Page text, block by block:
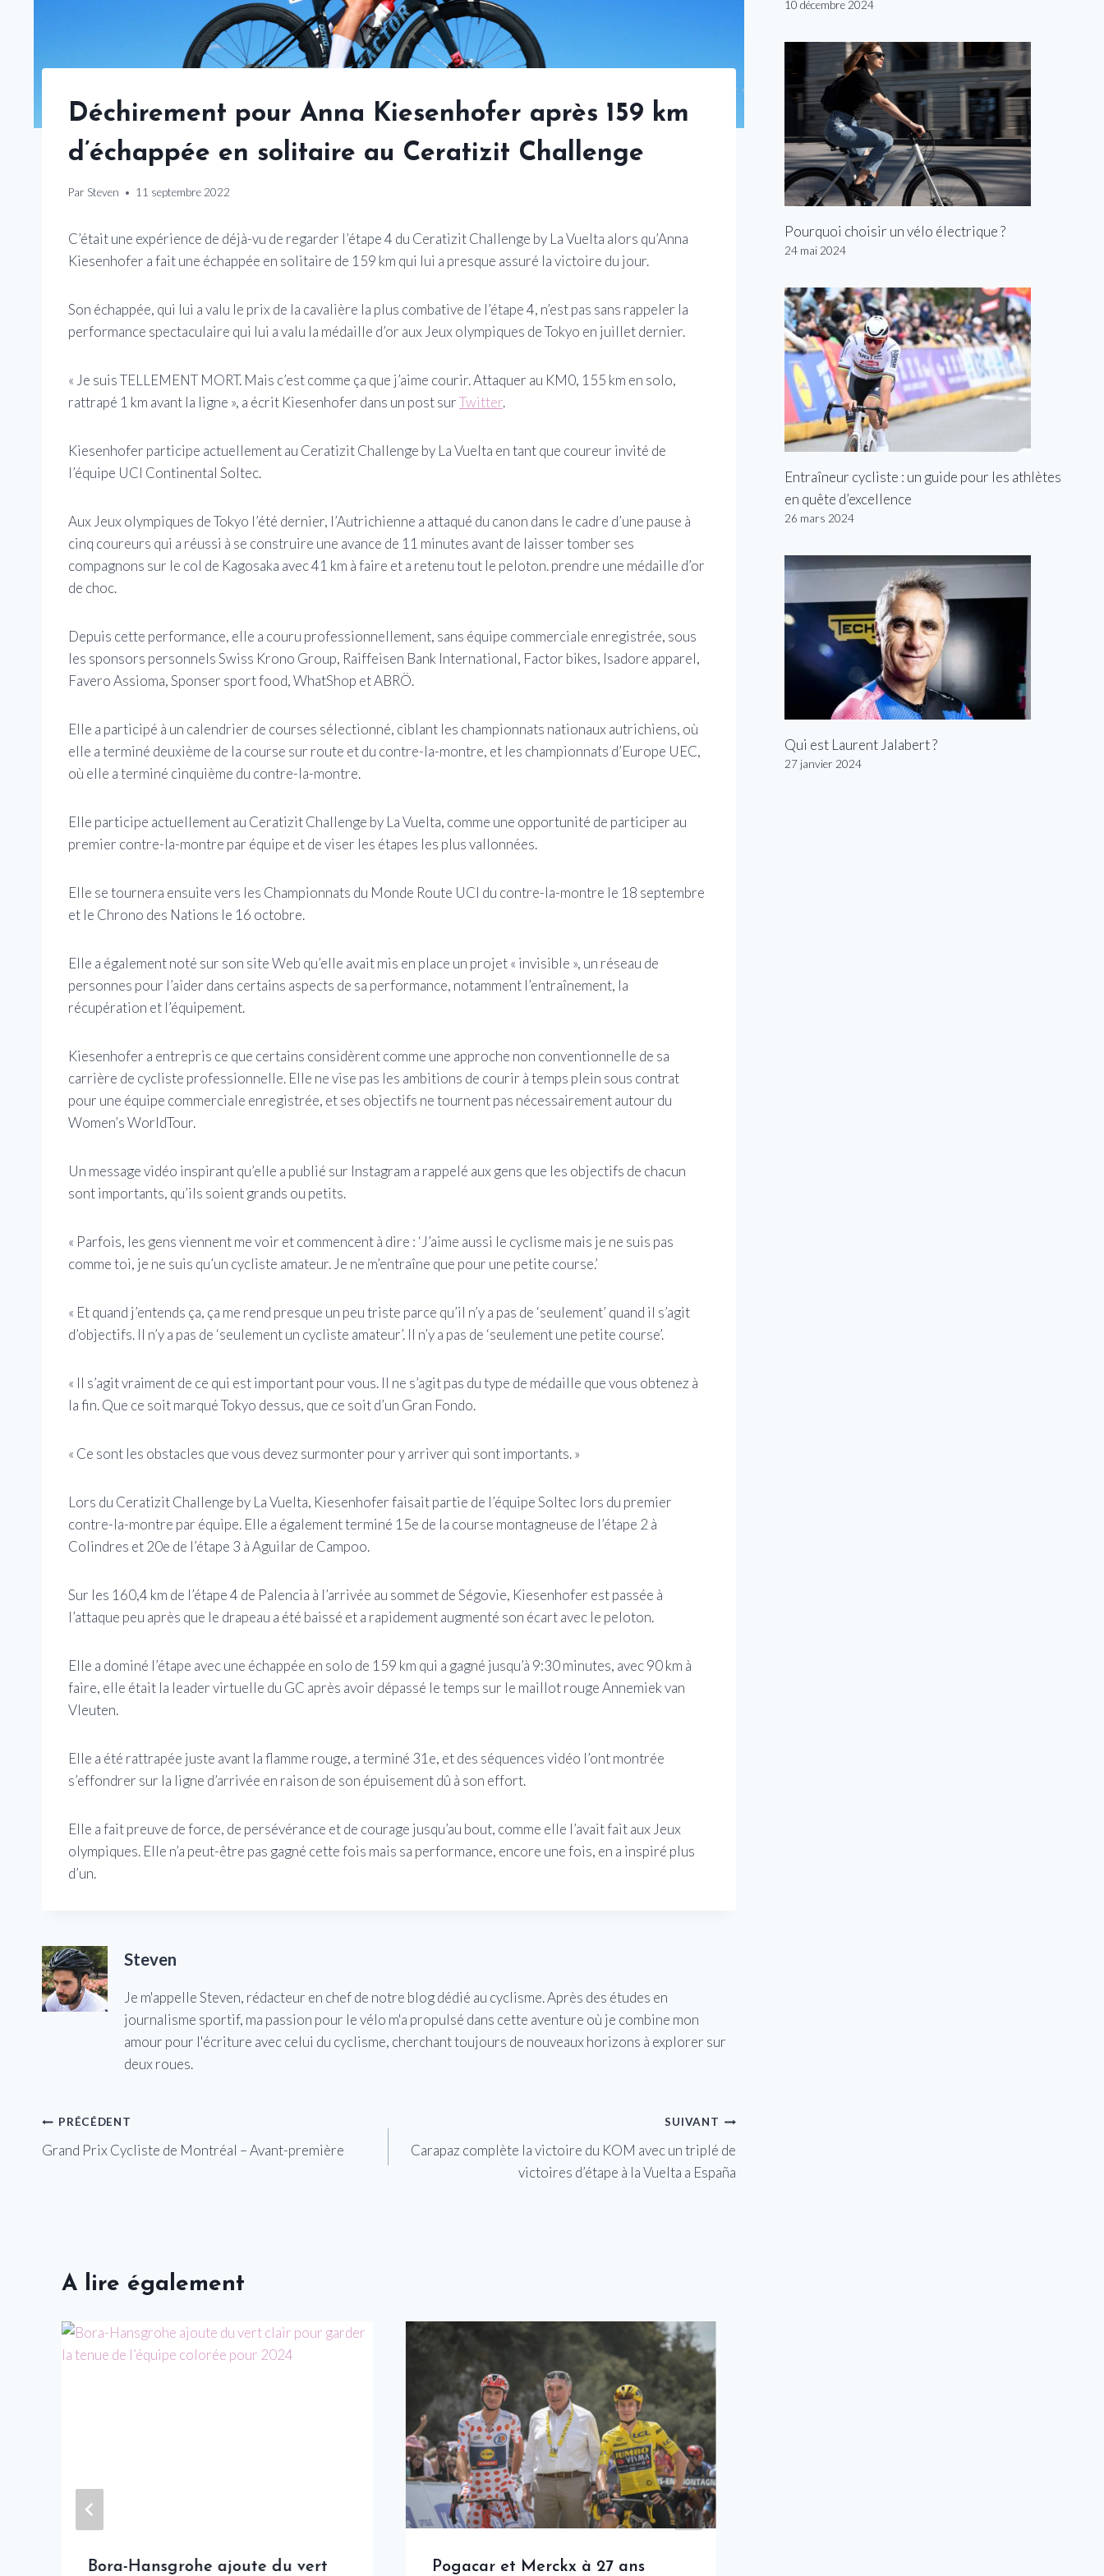
Déchirement pour Anna Kiesenhofer après 159 km
d’échappée en solitaire au Ceratizit Challenge
Par Steven 11 septembre 2022
C’était une expérience de déjà-vu de regarder l’étape 4 du Ceratizit Challenge by La Vuelta alors qu’Anna
Kiesenhofer a fait une échappée en solitaire de 159 km qui lui a presque assuré la victoire du jour.
Son échappée, qui lui a valu le prix de la cavalière la plus combative de l’étape 4, n’est pas sans rappeler la
performance spectaculaire qui lui a valu la médaille d’or aux Jeux olympiques de Tokyo en juillet dernier.
« Je suis TELLEMENT MORT. Mais c’est comme ça que j’aime courir. Attaquer au KM0, 155 km en solo,
rattrapé 1 km avant la ligne », a écrit Kiesenhofer dans un post surTwitter.
Kiesenhofer participe actuellement au Ceratizit Challenge by La Vuelta en tant que coureur invité de
l’équipe UCI Continental Soltec.
Aux Jeux olympiques de Tokyo l’été dernier, l’Autrichienne a attaqué du canon dans le cadre d’une pause à
cinq coureurs qui a réussi à se construire une avance de 11 minutes avant de laisser tomber ses
compagnons sur le col de Kagosaka avec 41 km à faire et a retenu tout le peloton. prendre une médaille d’or
de choc.
Depuis cette performance, elle a couru professionnellement, sans équipe commerciale enregistrée, sous
les sponsors personnels Swiss Krono Group, Raiffeisen Bank International, Factor bikes, Isadore apparel,
Favero Assioma, Sponser sport food, WhatShop et ABRÖ.
Elle a participé à un calendrier de courses sélectionné, ciblant les championnats nationaux autrichiens, où
elle a terminé deuxième de la course sur route et du contre-la-montre, et les championnats d’Europe UEC,
où elle a terminé cinquième du contre-la-montre.
Elle participe actuellement au Ceratizit Challenge by La Vuelta, comme une opportunité de participer au
premier contre-la-montre par équipe et de viser les étapes les plus vallonnées.
Elle se tournera ensuite vers les Championnats du Monde Route UCI du contre-la-montre le 18 septembre
et le Chrono des Nations le 16 octobre.
Elle a également noté sur son site Web qu’elle avait mis en place un projet « invisible », un réseau de
personnes pour l’aider dans certains aspects de sa performance, notamment l’entraînement, la
récupération et l’équipement.
Kiesenhofer a entrepris ce que certains considèrent comme une approche non conventionnelle de sa
carrière de cycliste professionnelle. Elle ne vise pas les ambitions de courir à temps plein sous contrat
pour une équipe commerciale enregistrée, et ses objectifs ne tournent pas nécessairement autour du
Women’s WorldTour.
Un message vidéo inspirant qu’elle a publié sur Instagram a rappelé aux gens que les objectifs de chacun
sont importants, qu’ils soient grands ou petits.
« Parfois, les gens viennent me voir et commencent à dire : ‘J’aime aussi le cyclisme mais je ne suis pas
comme toi, je ne suis qu’un cycliste amateur. Je ne m’entraîne que pour une petite course.’
« Et quand j’entends ça, ça me rend presque un peu triste parce qu’il n’y a pas de ‘seulement’ quand il s’agit
d’objectifs. Il n’y a pas de ‘seulement un cycliste amateur’. Il n’y a pas de ‘seulement une petite course’.
« Il s’agit vraiment de ce qui est important pour vous. Il ne s’agit pas du type de médaille que vous obtenez à
la fin. Que ce soit marqué Tokyo dessus, que ce soit d’un Gran Fondo.
« Ce sont les obstacles que vous devez surmonter pour y arriver qui sont importants. »
Lors du Ceratizit Challenge by La Vuelta, Kiesenhofer faisait partie de l’équipe Soltec lors du premier
contre-la-montre par équipe. Elle a également terminé 15e de la course montagneuse de l’étape 2 à
Colindres et 20e de l’étape 3 à Aguilar de Campoo.
Sur les 160,4 km de l’étape 4 de Palencia à l’arrivée au sommet de Ségovie, Kiesenhofer est passée à
l’attaque peu après que le drapeau a été baissé et a rapidement augmenté son écart avec le peloton.
Elle a dominé l’étape avec une échappée en solo de 159 km qui a gagné jusqu’à 9:30 minutes, avec 90 km à
faire, elle était la leader virtuelle du GC après avoir dépassé le temps sur le maillot rouge Annemiek van
Vleuten.
Elle a été rattrapée juste avant la flamme rouge, a terminé 31e, et des séquences vidéo l’ont montrée
s’effondrer sur la ligne d’arrivée en raison de son épuisement dû à son effort.
Elle a fait preuve de force, de persévérance et de courage jusqu’au bout, comme elle l’avait fait aux Jeux
olympiques. Elle n’a peut-être pas gagné cette fois mais sa performance, encore une fois, en a inspiré plus
d’un.
Steven
Je m'appelle Steven, rédacteur en chef de notre blog dédié au cyclisme. Après des études en
journalisme sportif, ma passion pour le vélo m'a propulsé dans cette aventure où je combine mon
amour pour l'écriture avec celui du cyclisme, cherchant toujours de nouveaux horizons à explorer sur
deux roues.
Navigation
de
PRÉCÉDENT
Grand Prix Cycliste de Montréal – Avant-première
SUIVANT
Carapaz complète la victoire du KOM avec un triplé de
victoires d’étape à la Vuelta a España
A lire également
Bora-Hansgrohe ajoute du vert Pogacar et Merckx à 27 ans
10 décembre 2024
Pourquoi choisir un vélo électrique ?
24 mai 2024
Entraîneur cycliste : un guide pour les athlètes
en quête d’excellence
26 mars 2024
Qui est Laurent Jalabert ?
27 janvier 2024